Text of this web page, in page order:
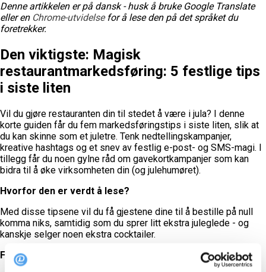
Denne artikkelen er på dansk - husk å bruke Google Translate
eller en Chrome-utvidelsefor å lese den på det språket du
foretrekker.
Den viktigste: Magisk
restaurantmarkedsføring: 5 festlige tips
i siste liten
Vil du gjøre restauranten din til stedet å være i jula? I denne
korte guiden får du fem markedsføringstips i siste liten, slik at
du kan skinne som et juletre. Tenk nedtellingskampanjer,
kreative hashtags og et snev av festlig e-post- og SMS-magi. I
tillegg får du noen gylne råd om gavekortkampanjer som kan
bidra til å øke virksomheten din (og julehumøret).
Hvorfor den er verdt å lese?
Med disse tipsene vil du få gjestene dine til å bestille på null
komma niks, samtidig som du sprer litt ekstra juleglede - og
kanskje selger noen ekstra cocktailer.
Få tipsene